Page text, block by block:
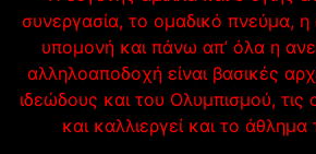
συνεργασία, το ομαδικό πνεύμα,
υπομονή και πάνω απ’ όλα η
αλληλοαποδοχή είναι βασικές
ιδεώδους και του Ολυμπισμού, τις
και καλλιεργεί και το